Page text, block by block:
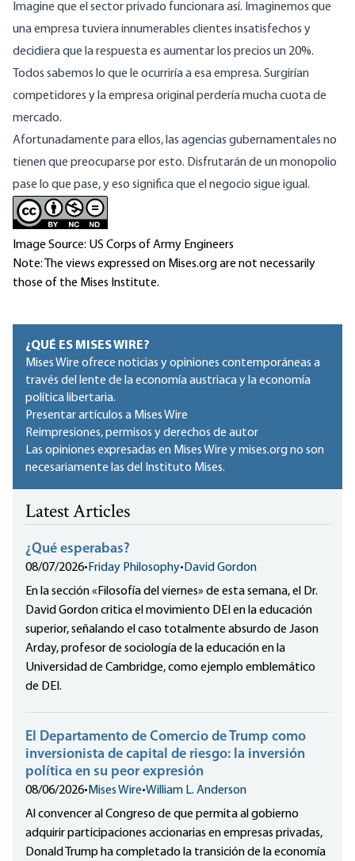
Imagine que el sector privado funcionara así. Imaginemos que
una empresa tuviera innumerables clientes insatisfechos y
decidiera que la respuesta es aumentar los precios un 20%.
Todos sabemos lo que le ocurriría a esa empresa. Surgirían
competidores y la empresa original perdería mucha cuota de
mercado.
Afortunadamente para ellos, las agencias gubernamentales no
tienen que preocuparse por esto. Disfrutarán de un monopolio
pase lo que pase, y eso significa que el negocio sigue igual.
Image Source: US Corps of Army Engineers
Note: The views expressed on Mises.org are not necessarily
those of the Mises Institute.
¿QUÉ ES MISES WIRE?
Mises Wire ofrece noticias y opiniones contemporáneas a
través del lente de la economía austriaca y la economía
política libertaria.
Presentar artículos a Mises Wire
Reimpresiones, permisos y derechos de autor
Las opiniones expresadas en Mises Wire y mises.org no son
necesariamente las del Instituto Mises.
Latest Articles
¿Qué esperabas?
08/07/2026• Friday Philosophy• David Gordon
En la sección «Filosofía del viernes» de esta semana, el Dr.
David Gordon critica el movimiento DEI en la educación
superior, señalando el caso totalmente absurdo de Jason
Arday, profesor de sociología de la educación en la
Universidad de Cambridge, como ejemplo emblemático
de DEI.
El Departamento de Comercio de Trump como
inversionista de capital de riesgo: la inversión
política en su peor expresión
08/06/2026• Mises Wire•William L. Anderson
Al convencer al Congreso de que permita al gobierno
adquirir participaciones accionarias en empresas privadas,
Donald Trump ha completado la transición de la economía